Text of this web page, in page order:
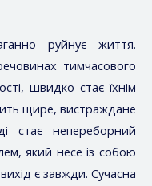
руйнує життя.
тимчасового
швидко стає їхнім
щире, вистраждане
стає непереборний
який несе із собою
є завжди. Сучасна